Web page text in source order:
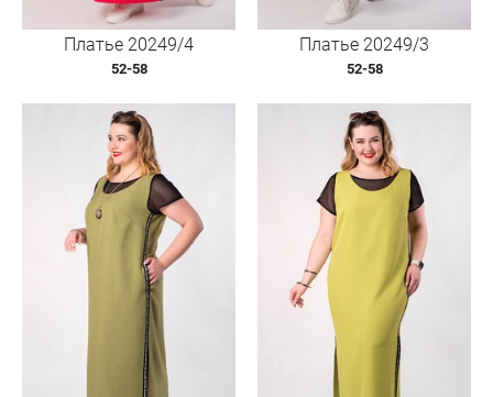
Платье 20249/4
52-58
Платье 20249/3
52-58